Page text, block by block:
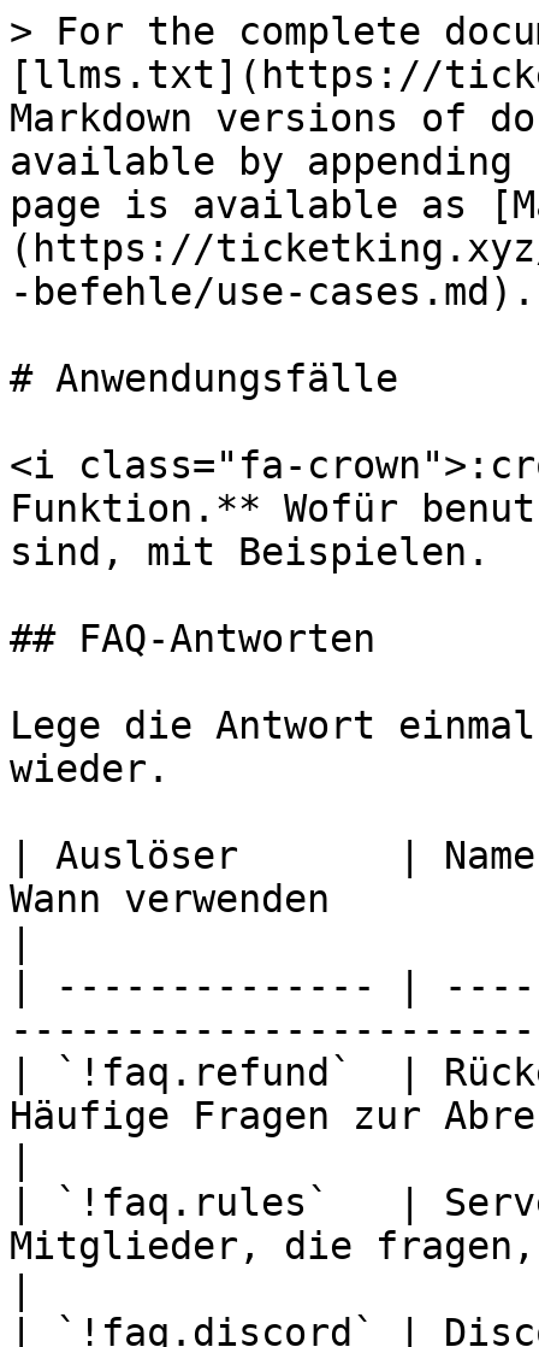
> For the complete
[llms.txt](https://
Markdown versions of
available by
page is available as
(https://
-befehle/use-cases.md).
# Anwendungsfälle
<i class="fa-
Funktion.** Wofür
sind, mit Beispielen.
## FAQ-Antworten
Lege die Antwort
wieder.
| Auslöser       |
Wann verwenden
| -------------- |
| `!faq.refund`  |
Häufige Fragen zur
| `!faq.rules`   |
Mitglieder, die
| `!faq.discord` |